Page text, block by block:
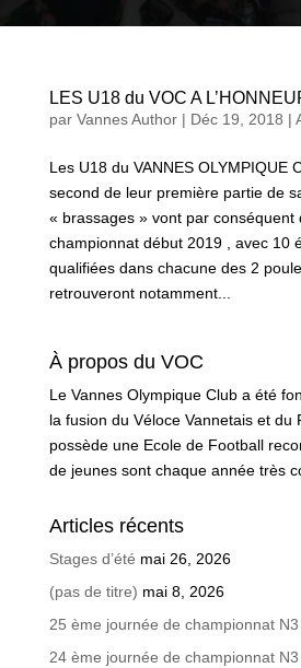
LES U18 du VOC A
par Vannes Author| Déc 19, 2018 |
Les U18 du VANNES OLYMPIQUE
second de leur première partie de
« brassages » vont par conséquent
championnat début 2019 , avec 10
qualifiées dans chacune des 2
retrouveront notamment...
À propos du VOC
Le Vannes Olympique Club a été
la fusion du Véloce Vannetais et du
possède une Ecole de Football
de jeunes sont chaque année très
Articles récents
Stages d’été mai 26, 2026
(pas de titre) mai 8, 2026
25 ème journée de championnat N3
24 ème journée de championnat N3